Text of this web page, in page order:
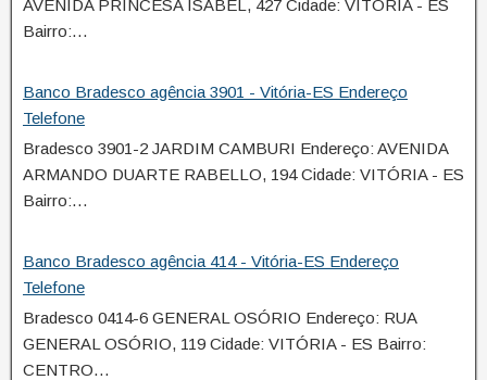
AVENIDA PRINCESA ISABEL, 427 Cidade: VITÓRIA - ES
Bairro:…
Banco Bradesco agência 3901 - Vitória-ES Endereço
Telefone
Bradesco 3901-2 JARDIM CAMBURI Endereço: AVENIDA
ARMANDO DUARTE RABELLO, 194 Cidade: VITÓRIA - ES
Bairro:…
Banco Bradesco agência 414 - Vitória-ES Endereço
Telefone
Bradesco 0414-6 GENERAL OSÓRIO Endereço: RUA
GENERAL OSÓRIO, 119 Cidade: VITÓRIA - ES Bairro:
CENTRO…